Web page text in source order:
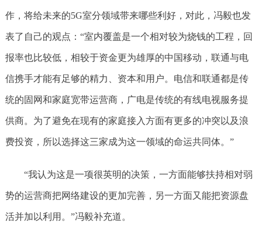
作，将给未来的5G室分领域带来哪些利好，对此，冯毅也发
表了自己的观点：“室内覆盖是一个相对较为烧钱的工程，回
报率也比较低，相较于资金更为雄厚的中国移动，联通与电
信携手才能有足够的精力、资本和用户。电信和联通都是传
统的固网和家庭宽带运营商，广电是传统的有线电视服务提
供商。为了避免在现有的家庭接入方面有更多的冲突以及浪
费投资，所以选择这三家成为这一领域的命运共同体。”
“我认为这是一项很英明的决策，一方面能够扶持相对弱
势的运营商把网络建设的更加完善，另一方面又能把资源盘
活并加以利用。”冯毅补充道。